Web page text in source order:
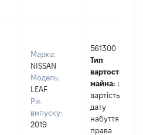
Марка:
NISSAN
Модель:
LEAF
Рік
випуску:
2019
561300
Тип
вартості
майна: це
вартість на
дату
набуття
права